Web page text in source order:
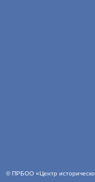
©ПРБОО «Центр